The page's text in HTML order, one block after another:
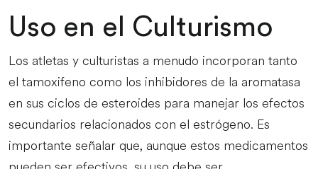
Uso en el Culturismo
Los atletas y culturistas a menudo incorporan tanto
el tamoxifeno como los inhibidores de la aromatasa
en sus ciclos de esteroides para manejar los efectos
secundarios relacionados con el estrógeno. Es
importante señalar que, aunque estos medicamentos